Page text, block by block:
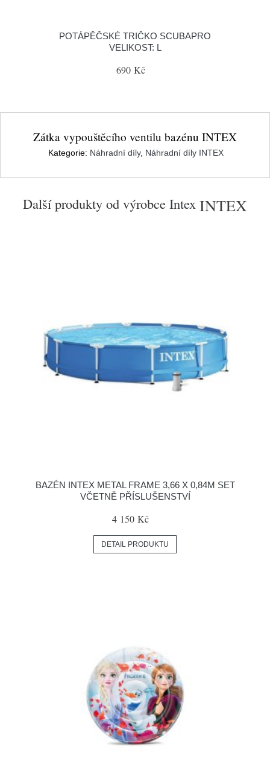
POTÁPĚČSKÉ TRIČKO SCUBAPRO
VELIKOST: L
690 Kč
Zátka vypouštěcího ventilu bazénu INTEX
Kategorie: Náhradní díly, Náhradní díly INTEX
Další produkty od výrobce Intex INTEX
BAZÉN INTEX METAL FRAME 3,66 X 0,84M SET
VČETNĚ PŘÍSLUŠENSTVÍ
4 150 Kč
DETAIL PRODUKTU